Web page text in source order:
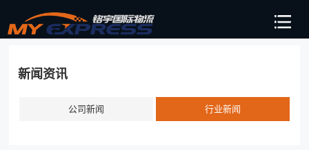
新闻资讯
公司新闻 行业新闻